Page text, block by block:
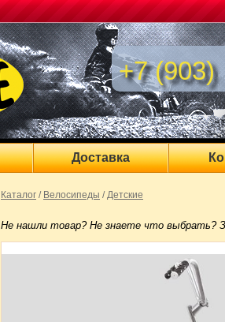
+7 (903)
Доставка
Каталог / Велосипеды /Детские
Не нашли товар? Не знаете что выбрать?